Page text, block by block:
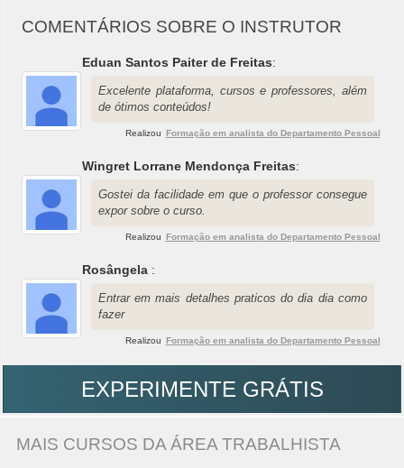
COMENTÁRIOS SOBRE O INSTRUTOR
Eduan Santos Paiter de Freitas:
Excelente plataforma, cursos e professores, além
de ótimos conteúdos!
Realizou Formação em analista do Departamento Pessoal
Wingret Lorrane Mendonça Freitas:
Gostei da facilidade em que o professor consegue
expor sobre o curso.
Realizou Formação em analista do Departamento Pessoal
Rosângela :
Entrar em mais detalhes praticos do dia dia como
fazer
Realizou Formação em analista do Departamento Pessoal
EXPERIMENTE GRÁTIS
MAIS CURSOS DA ÁREA TRABALHISTA